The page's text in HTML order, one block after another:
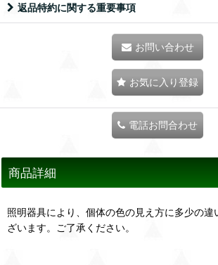
返品特約に関する重要事項
お問い合わせ
お気に入り登録
電話お問合わせ
商品詳細
照明器具により、個体の色の見え方に多少の違
ざいます。ご了承ください。